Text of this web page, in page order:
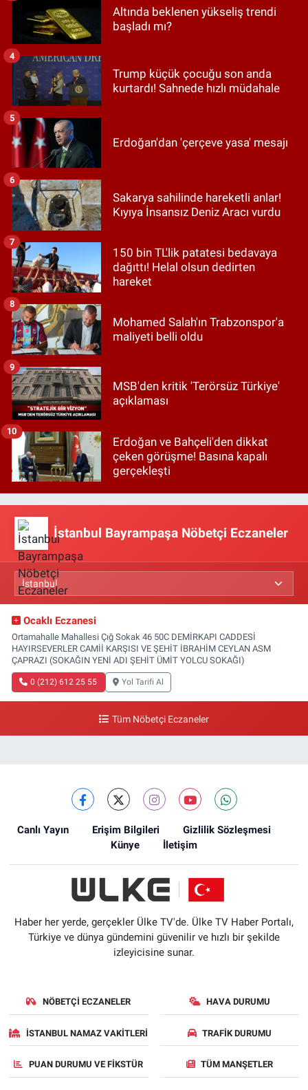
Altında beklenen yükseliş trendi
başladı mı?
Trump küçük çocuğu son anda
kurtardı! Sahnede hızlı müdahale
4
Erdoğan'dan 'çerçeve yasa' mesajı
5
Sakarya sahilinde hareketli anlar!
Kıyıya İnsansız Deniz Aracı vurdu
6
150 bin TL'lik patatesi bedavaya
dağıttı! Helal olsun dedirten
hareket
7
Mohamed Salah'ın Trabzonspor'a
maliyeti belli oldu
8
MSB'den kritik 'Terörsüz Türkiye'
açıklaması
9
Erdoğan ve Bahçeli'den dikkat
çeken görüşme! Basına kapalı
gerçekleşti
10
İstanbul Bayrampaşa Nöbetçi Eczaneler
Ocaklı Eczanesi
Ortamahalle Mahallesi Çığ Sokak 46 50C DEMİRKAPI CADDESİ
HAYIRSEVERLER CAMİİ KARŞISI VE ŞEHİT İBRAHİM CEYLAN ASM
ÇAPRAZI (SOKAĞIN YENİ ADI ŞEHİT ÜMİT YOLCU SOKAĞI)
0 (212) 612 25 55 Yol Tarifi Al
Tüm Nöbetçi Eczaneler
Canlı Yayın Erişim Bilgileri
Gizlilik Sözleşmesi
Künye
İletişim
Haber her yerde, gerçekler Ülke TV'de. Ülke TV Haber Portalı,
Türkiye ve dünya gündemini güvenilir ve hızlı bir şekilde
izleyicisine sunar.
NÖBETÇI ECZANELER HAVA DURUMU
İSTANBUL NAMAZ VAKITLERI TRAFIK DURUMU
PUAN DURUMU VE FIKSTÜR TÜM MANŞETLER